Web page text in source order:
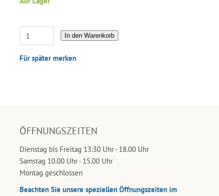
In den Warenkorb
Für später merken
ÖFFNUNGSZEITEN
Dienstag bis Freitag 13:30 Uhr - 18.00 Uhr
Samstag 10.00 Uhr - 15.00 Uhr
Montag geschlossen
Beachten Sie unsere speziellen Öffnungszeiten im